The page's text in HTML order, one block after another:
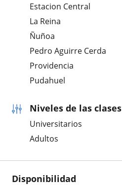
Estacion Central
La Reina
Ñuñoa
Pedro Aguirre Cerda
Providencia
Pudahuel
Niveles de las clases
Universitarios
Adultos
Disponibilidad